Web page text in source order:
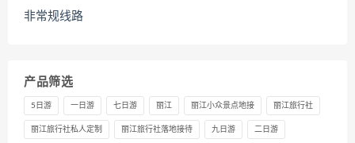
非常规线路
产品筛选
5日游 一日游 七日游 丽江 丽江小众景点地接 丽江旅行社
丽江旅行社私人定制 丽江旅行社落地接待 九日游 二日游